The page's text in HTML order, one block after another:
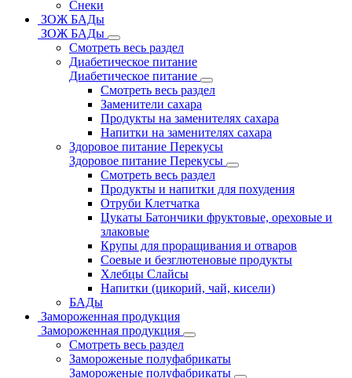
Снеки
ЗОЖ БАДы
ЗОЖ БАДы
Смотреть весь раздел
Диабетическое питание
Диабетическое питание
Смотреть весь раздел
Заменители сахара
Продукты на заменителях сахара
Напитки на заменителях сахара
Здоровое питание Перекусы
Здоровое питание Перекусы
Смотреть весь раздел
Продукты и напитки для похудения
Отруби Клетчатка
Цукаты Батончики фруктовые, ореховые и
злаковые
Крупы для проращивания и отваров
Соевые и безглютеновые продукты
Хлебцы Слайсы
Напитки (цикорий, чай, кисели)
БАДы
Замороженная продукция
Замороженная продукция
Смотреть весь раздел
Замороженые полуфабрикаты
Замороженые полуфабрикаты